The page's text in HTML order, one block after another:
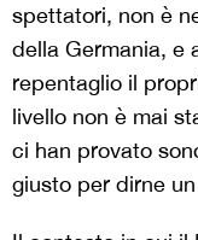
spettatori, non è
della Germania, e
repentaglio il
livello non è mai
ci han provato
giusto per dirne